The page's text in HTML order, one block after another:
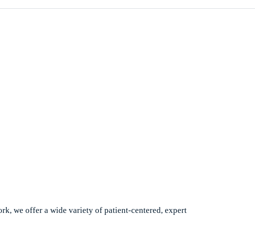
we offer a wide variety of patient-centered, expert